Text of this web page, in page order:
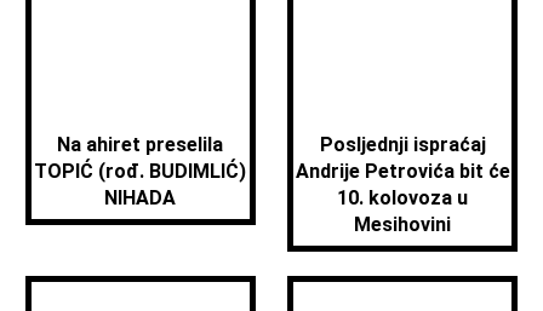
Na ahiret preselila
TOPIĆ (rođ. BUDIMLIĆ)
NIHADA
Posljednji ispraćaj
Andrije Petrovića bit će
10. kolovoza u
Mesihovini